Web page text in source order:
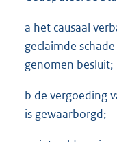
a het causaal
geclaimde
genomen besluit;
b de vergoeding
is gewaarborgd;